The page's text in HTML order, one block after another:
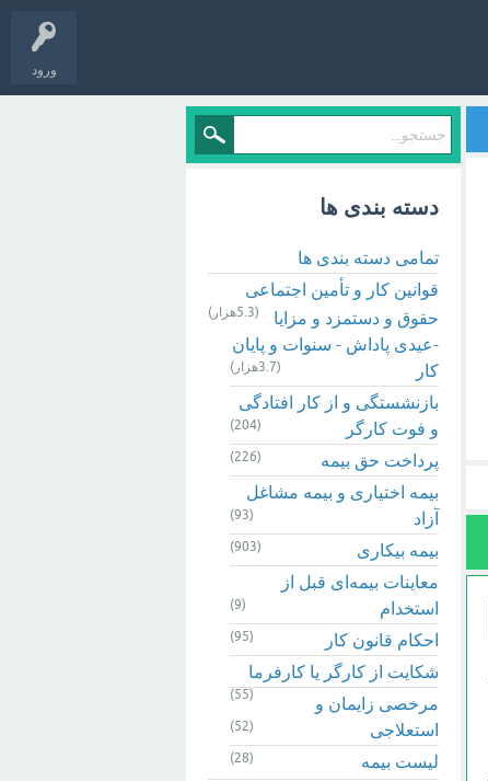
ورود
دسته بندی ها
تمامی دسته بندی ها
قوانین کار و تأمین اجتماعی
(5.3هزار)
حقوق و دستمزد و مزایا
-عیدی پاداش - سنوات و پایان
کار
(3.7هزار)
بازنشستگی و از کار افتادگی
و فوت کارگر
(204)
پرداخت حق بیمه (226)
بیمه اختیاری و بیمه مشاغل
آزاد
(93)
بیمه بیکاری (903)
معاینات بیمه‌ای قبل از
استخدام
(9)
احکام قانون کار (95)
شکایت از کارگر یا کارفرما
(55)
مرخصی زایمان و
استعلاجی
(52)
لیست بیمه (28)